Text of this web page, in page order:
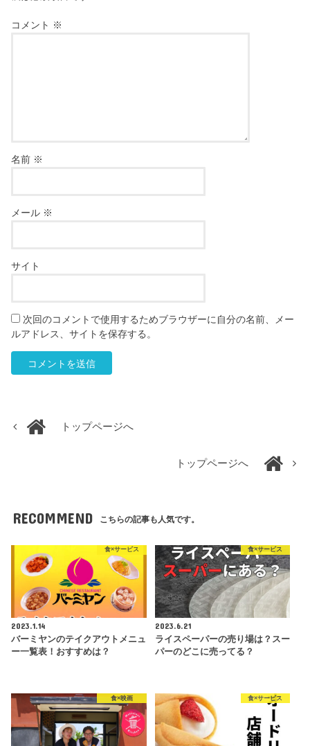
コメント ※
名前 ※
メール ※
サイト
次回のコメントで使用するためブラウザーに自分の名前、メー
ルアドレス、サイトを保存する。
トップページへ
トップページへ
RECOMMEND こちらの記事も人気です。
食×サービス
2023.1.14
バーミヤンのテイクアウトメニュ
ー一覧表！おすすめは？
食×サービス
2023.6.21
ライスペーパーの売り場は？スー
パーのどこに売ってる？
食×映画 食×サービス